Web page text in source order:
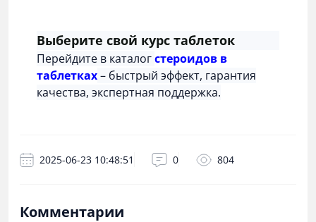
Выберите свой курс таблеток
Перейдите в каталогстероидов в
таблетках– быстрый эффект, гарантия
качества, экспертная поддержка.
2025-06-23 10:48:51 0 804
Комментарии